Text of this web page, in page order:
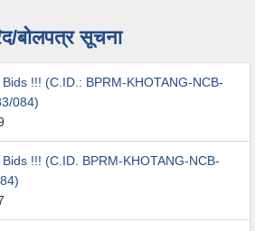
बोलपत्र सूचना
!!! (C.ID.: BPRM-KHOTANG-NCB-
084)
!!! (C.ID. BPRM-KHOTANG-NCB-